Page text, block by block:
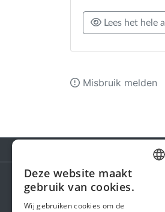
Lees het hele
Misbruik melden
Steunactie
Deze website maakt
gebruik van cookies.
Wij gebruiken cookies om de